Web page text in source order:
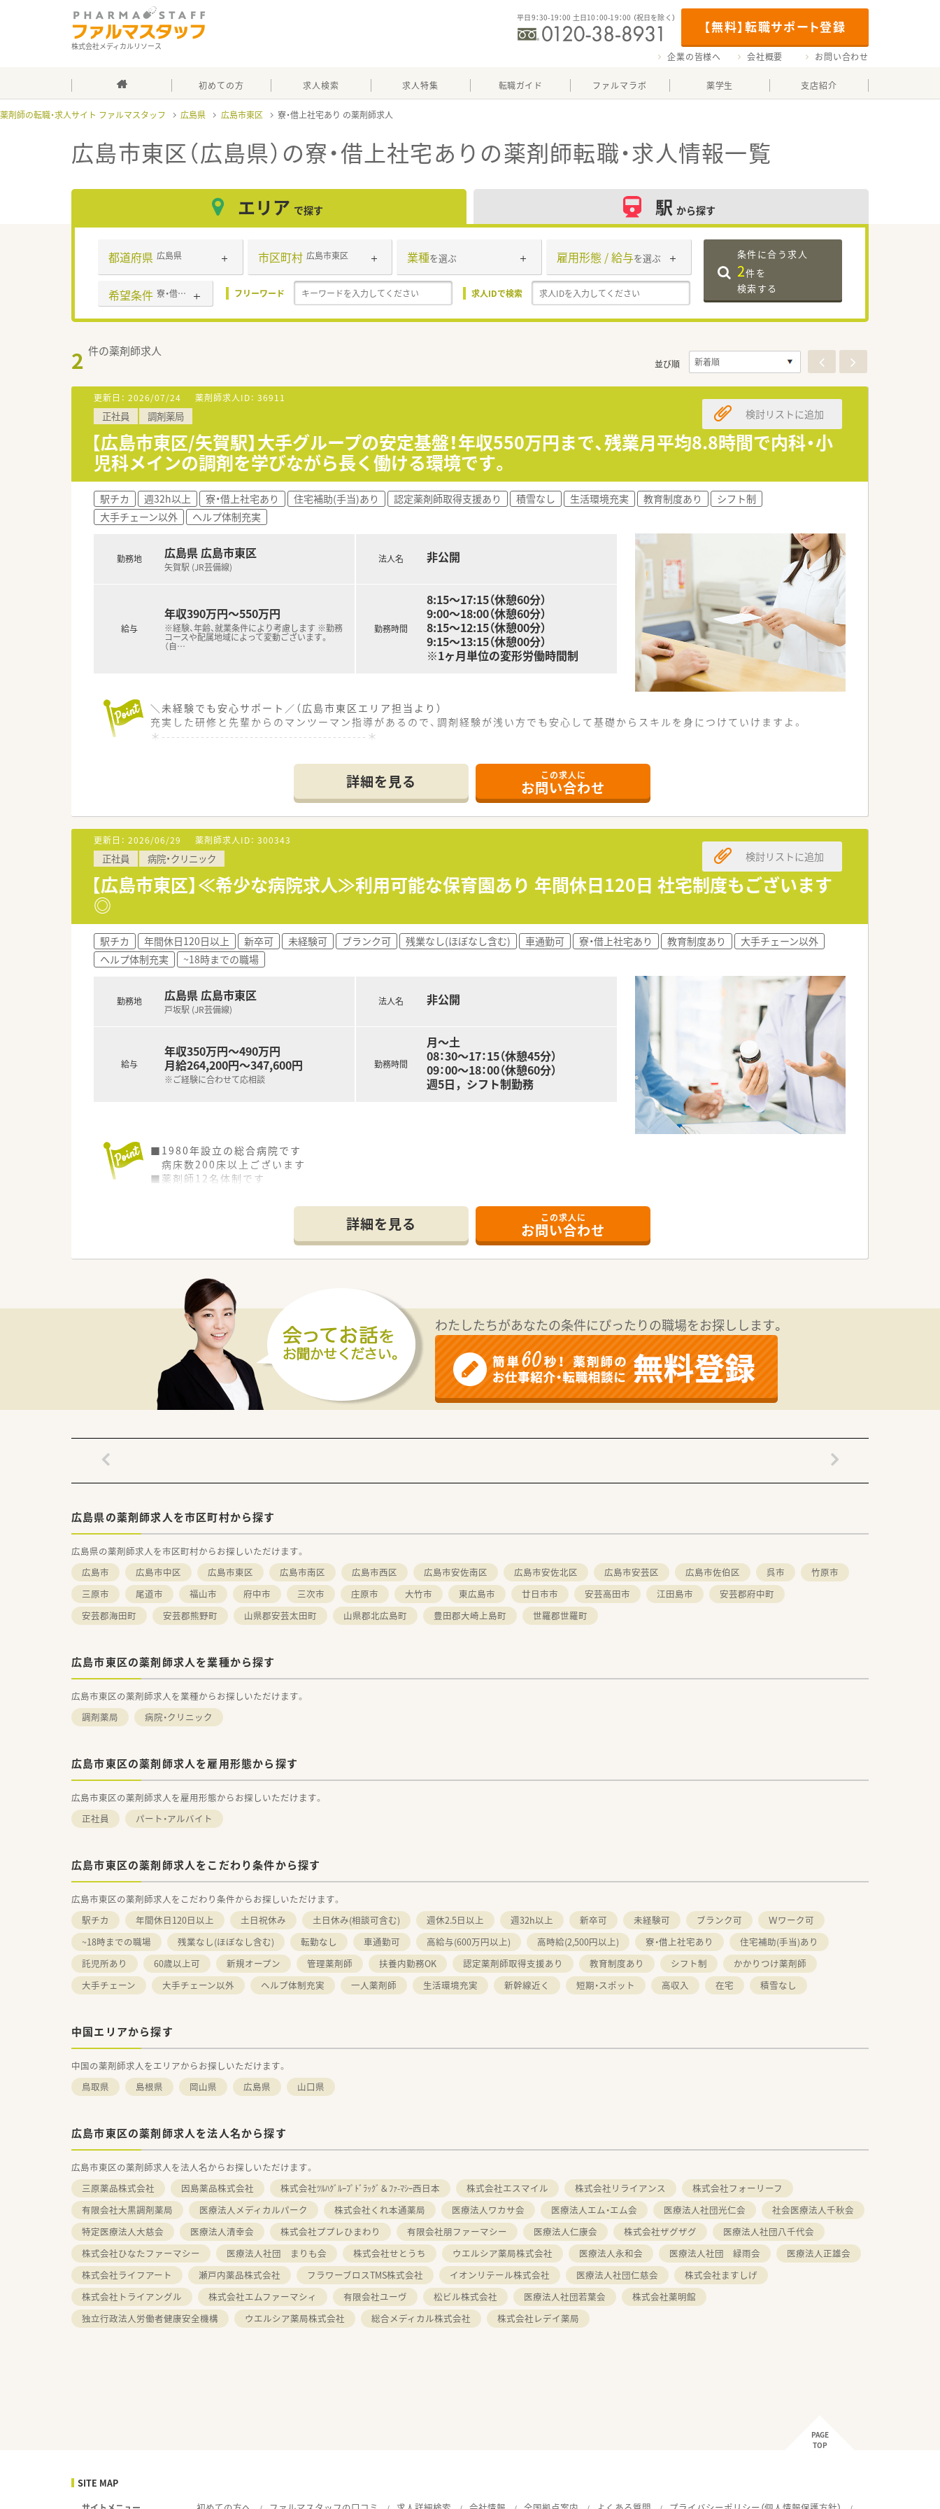
株式会社メディカルリソース
【無料】転職サポート登録
平日9：30-19：00 土日10：00-19：00 （祝日を除く）
企業の皆様へ 会社概要 お問い合わせ
初めての方 求人検索 求人特集 転職ガイド ファルマラボ 薬学生 支店紹介
薬剤師の転職・求人サイト ファルマスタッフ 広島県 広島市東区 寮・借上社宅あり
広島市東区（広島県）の寮・借上社宅あり の薬剤師転職・求人情報一覧
エリア で探す 駅 から探す
都道府県 広島県 市区町村 広島市東区 業種を選ぶ 雇用形態 / 給与を選ぶ
希望条件 寮・借上社宅あり フリーワード 求人IDで検索
条件に合う求人
2件を
検索する
2 件の薬剤師求人
並び順
更新日： 2026/07/24 薬剤師求人ID： 36911
正社員 調剤薬局
【広島市東区/矢賀駅】大手グループの安定基盤！年収550万円まで、残業月平均8.8時間で内科・小
児科メインの調剤を学びながら長く働ける環境です。
検討リストに追加
駅チカ 週32h以上 寮・借上社宅あり 住宅補助(手当)あり 認定薬剤師取得支援あり 積雪なし 生活環境充実 教育制度あり
シフト制
大手チェーン以外
ヘルプ体制充実
勤務地 広島県 広島市東区
矢賀駅 (JR芸備線)
給与
年収390万円～550万円
※経験、年齢、就業条件により考慮します ※勤務
コースや配属地域によって変動ございます。
（自…
法人名 非公開
勤務時間
8:15～17:15（休憩60分）
9:00～18:00（休憩60分）
8:15～12:15（休憩00分）
9:15～13:15（休憩00分）
※1ヶ月単位の変形労働時間制
＼未経験でも安心サポート／（広島市東区エリア担当より）
充実した研修と先輩からのマンツーマン指導があるので、調剤経験が浅い方でも安心して基礎からスキルを身につけていけますよ。
＊------------------------------------------＊
■矢賀駅から徒歩8分の立地にあり、通勤に便利なだけでなく地域に根差したアットホームな雰囲気の薬局です。
■主に近隣の内科や小児科、胃腸内科の処方箋を応需しており、大学病院の処方箋も幅広く受け付けています。
■1日の処方箋枚数は70から80枚程度で、常時薬剤師3名体制で無理なく安全に業務を進められる環境です。
【募集背景と求める人物像について】
■今後の体制強化を見据えた定期採用であり、ご自身の目指すキャリアを考えて前向きに働きたい方を歓迎します。
■幅広い年代のスタッフが活躍しており、協調性を持ちながら患者さまに寄り添った対応ができる方を求めています。
■調剤の基礎からしっかり学びたいという意欲のある方や、地域医療に貢献したいという熱意を持つ方に最適です。
【法人特徴について】
■中国地方を中心に100店舗以上を広域展開しており、急な欠員時にも近隣店舗からの強力なバックアップ体制があります。
詳細を見る この求人に
お問い合わせ
更新日： 2026/06/29 薬剤師求人ID： 300343
正社員 病院・クリニック
【広島市東区】≪希少な病院求人≫利用可能な保育園あり 年間休日120日 社宅制度もございます
◎
検討リストに追加
駅チカ 年間休日120日以上 新卒可 未経験可 ブランク可 残業なし(ほぼなし含む) 車通勤可 寮・借上社宅あり 教育制度あり
大手チェーン以外
ヘルプ体制充実
~18時までの職場
勤務地 広島県 広島市東区
戸坂駅 (JR芸備線)
給与
年収350万円～490万円
月給264,200円～347,600円
※ご経験に合わせて応相談
法人名 非公開
勤務時間
月～土
08：30～17：15（休憩45分）
09：00～18：00（休憩60分）
週5日，シフト制勤務
■1980年設立の総合病院です
病床数200床以上ございます
■薬剤師12名体制です
■ユニフォーム・靴は貸与ございます
（クリーニング代全額法人支給）
■働きやすい職場環境と職員の健康維持に取り組む企業として下記認定を受けています！
・ひろしま企業健康宣言健康づくり優良事業所
・魅力ある福祉・介護の職場宣言ひろしま制度スタンダード認証
・広島県仕事と家庭の両立支援企業
詳細を見る この求人に
お問い合わせ
わたしたちがあなたの条件にぴったりの職場をお探しします。
広島県の薬剤師求人を市区町村から探す
広島県の薬剤師求人を市区町村からお探しいただけます。
広島市
広島市中区 広島市東区 広島市南区 広島市西区 広島市安佐南区 広島市安佐北区 広島市安芸区 広島市佐伯区 呉市
竹原市
三原市
尾道市 福山市 府中市 三次市 庄原市 大竹市 東広島市 廿日市市 安芸高田市 江田島市
安芸郡府中町
安芸郡海田町
安芸郡熊野町 山県郡安芸太田町 山県郡北広島町 豊田郡大崎上島町 世羅郡世羅町
広島市東区の薬剤師求人を業種から探す
広島市東区の薬剤師求人を業種からお探しいただけます。
調剤薬局
病院・クリニック
広島市東区の薬剤師求人を雇用形態から探す
広島市東区の薬剤師求人を雇用形態からお探しいただけます。
正社員
パート・アルバイト
広島市東区の薬剤師求人をこだわり条件から探す
広島市東区の薬剤師求人をこだわり条件からお探しいただけます。
駅チカ
年間休日120日以上 土日祝休み 土日休み(相談可含む) 週休2.5日以上 週32h以上 新卒可 未経験可 ブランク可
Ｗワーク可
~18時までの職場
残業なし(ほぼなし含む) 転勤なし 車通勤可 高給与(600万円以上) 高時給(2,500円以上) 寮・借上社宅あり
住宅補助(手当)あり
託児所あり
60歳以上可 新規オープン 管理薬剤師 扶養内勤務OK 認定薬剤師取得支援あり 教育制度あり シフト制
かかりつけ薬剤師
大手チェーン
大手チェーン以外 ヘルプ体制充実 一人薬剤師 生活環境充実 新幹線近く 短期・スポット 高収入 在宅 積雪なし
中国エリアから探す
中国の薬剤師求人をエリアからお探しいただけます。
鳥取県
島根県 岡山県 広島県 山口県
広島市東区の薬剤師求人を法人名から探す
広島市東区の薬剤師求人を法人名からお探しいただけます。
三原薬品株式会社
因島薬品株式会社 株式会社ﾂﾙﾊｸﾞﾙｰﾌﾟﾄﾞﾗｯｸﾞ＆ﾌｧ-ﾏｼｰ西日本 株式会社エスマイル 株式会社リライアンス
株式会社フォーリーフ
有限会社大黒調剤薬局
医療法人メディカルパーク 株式会社くれ本通薬局 医療法人ワカサ会 医療法人エム・エム会 医療法人社団光仁会
社会医療法人千秋会
特定医療法人大慈会
医療法人清幸会 株式会社ププレひまわり 有限会社朋ファーマシー 医療法人仁康会 株式会社ザグザグ
医療法人社団八千代会
株式会社ひなたファーマシー
医療法人社団 まりも会 株式会社せとうち ウエルシア薬局株式会社 医療法人永和会 医療法人社団 緑雨会
医療法人正雄会
株式会社ライフアート
瀬戸内薬品株式会社 フラワーブロスTMS株式会社 イオンリテール株式会社 医療法人社団仁慈会
株式会社ますしげ
株式会社トライアングル
株式会社エムファーマシィ 有限会社ユーヴ 松ビル株式会社 医療法人社団若葉会
株式会社薬明館
独立行政法人労働者健康安全機構
ウエルシア薬局株式会社 総合メディカル株式会社 株式会社レデイ薬局
PAGE
TOP
SITE MAP